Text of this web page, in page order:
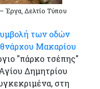
Έργα, Δελτίο Τύπου
των οδών
Μακαρίου
"πάρκο τσέπης"
Δημητρίου
στη